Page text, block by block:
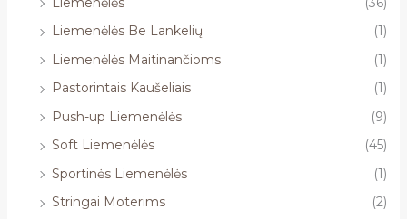
Liemenėlės Be Lankelių
(1)
Liemenėlės Maitinančioms
(1)
Pastorintais Kaušeliais
(1)
Push-up Liemenėlės
(9)
Soft Liemenėlės
(45)
Sportinės Liemenėlės
(1)
Stringai Moterims
(2)